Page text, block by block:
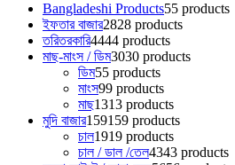
Bangladeshi Products55 products
ইফতার বাজার2828 products
তরিতরকারি4444 products
মাছ-মাংস / ডিম3030 products
ডিম55 products
মাংস99 products
মাছ1313 products
মুদি বাজার159159 products
চাল1919 products
চাল / ডাল /তেল4343 products